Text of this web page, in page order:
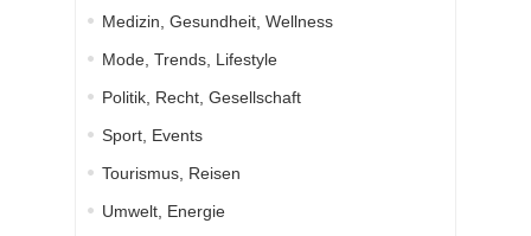
Medizin, Gesundheit, Wellness
Mode, Trends, Lifestyle
Politik, Recht, Gesellschaft
Sport, Events
Tourismus, Reisen
Umwelt, Energie